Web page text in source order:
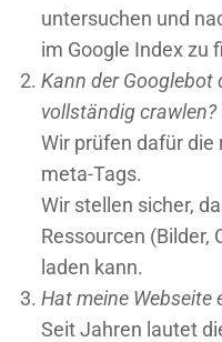
untersuchen und
im Google Index zu
Kann der Googlebot
vollständig crawlen?
Wir prüfen dafür
meta-Tags.
Wir stellen sicher,
Ressourcen (Bilder,
laden kann.
Hat meine Webseite
Seit Jahren lautet